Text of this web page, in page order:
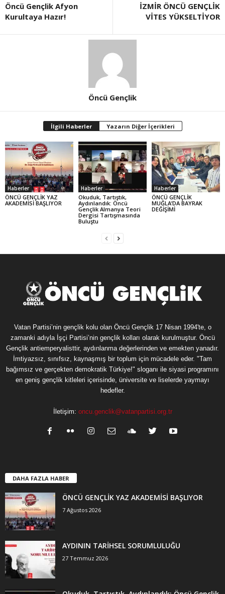
Öncü Gençlik Afyon
Kurultaya Hazır!
İZMİR ÖNCÜ GENÇLİK
VİTES YÜKSELTİYOR
Öncü Gençlik
İlgili Haberler Yazarın Diğer İçerikleri
Haberler
ÖNCÜ GENÇLİK YAZ
AKADEMİSİ BAŞLIYOR
Haberler
Okuduk, Tartıştık,
Aydınlandık: Öncü
Gençlik Almanya Teori
Dergisi Tartışmasında
Buluştu
Haberler
ÖNCÜ GENÇLİK
MUĞLA’DA BAYRAK
DEĞİŞİMİ
Vatan Partisi’nin gençlik kolu olan Öncü Gençlik 17 Nisan 1994'te, o
zamanki adıyla İşçi Partisi’nin gençlik kolları olarak kurulmuştur. Öncü
Gençlik antiemperyalisttir, aydınlanma değerlerinden ve emekten yanadır.
İmtiyazsız, sınıfsız, kaynaşmış bir toplum için mücadele eder. "Tam
bağımsız ve gerçekten demokratik Türkiye!" sloganı ile siyasi programını
en geniş gençlik kitleleri içerisinde, üniversite ve liselerde yaymayı
hedefler.
İletişim: oncu.genclik@vatanpartisi.org.tr
DAHA FAZLA HABER
ÖNCÜ GENÇLİK YAZ AKADEMİSİ BAŞLIYOR
7 Ağustos 2026
AYDININ TARİHSEL SORUMLULUĞU
27 Temmuz 2026